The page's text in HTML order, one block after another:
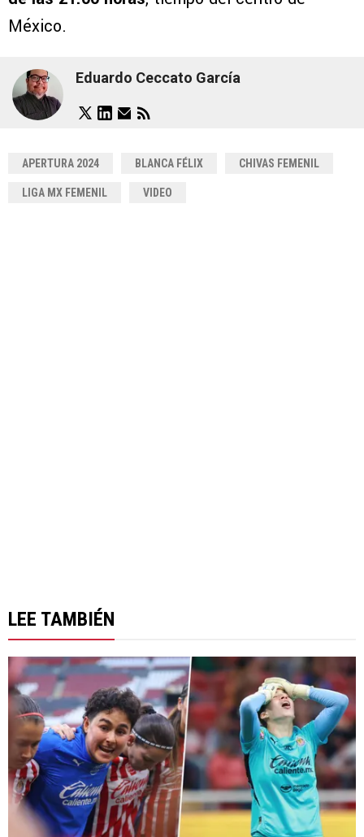
México.
Eduardo Ceccato García
APERTURA 2024 BLANCA FÉLIX CHIVAS FEMENIL
LIGA MX FEMENIL VIDEO
LEE TAMBIÉN